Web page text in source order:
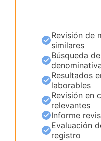
Revisión de
similares
Búsqueda
Resultados
laborables
Revisión en
relevantes
Informe
Evaluación
registro